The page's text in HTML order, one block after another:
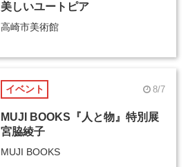
美しいユートピア
高崎市美術館
イベント 8/7
MUJI BOOKS『人と物』特別展
宮脇綾子
MUJI BOOKS